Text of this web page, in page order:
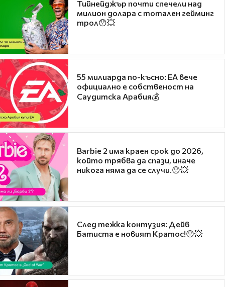
Тийнейджър почти спечели над
милион долара с тотален гейминг
трол😯💥
55 милиарда по-късно: EA вече
официално е собственост на
Саудитска Арабия💰
Barbie 2 има краен срок до 2026,
който трябва да спази, иначе
никога няма да се случи.😯💥
След тежка контузия: Дейв
Батиста е новият Кратос!😯💥